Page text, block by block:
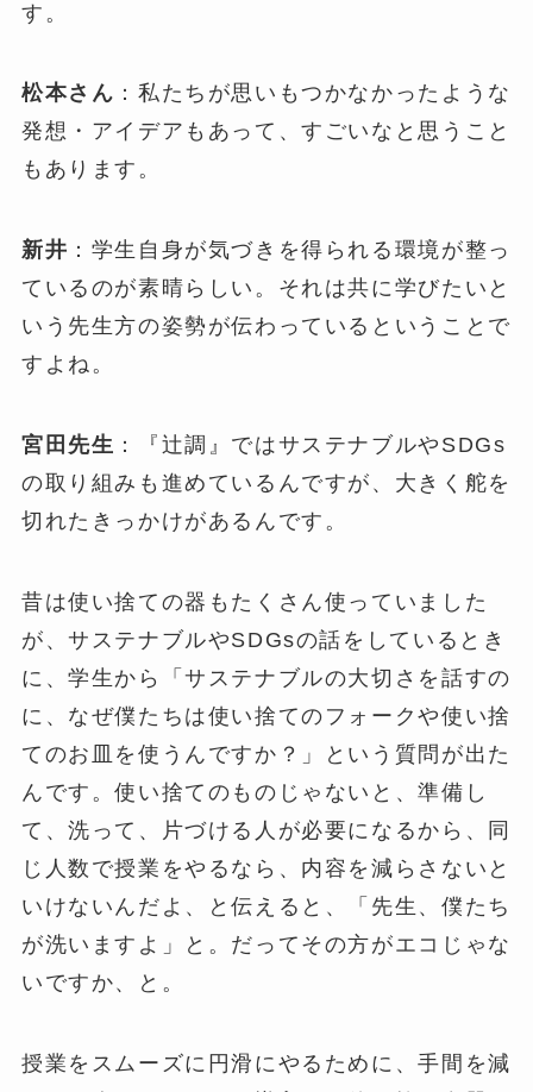
す。
松本さん ：私たちが思いもつかなかったような
発想・アイデアもあって、すごいなと思うこと
もあります。
新井 ：学生自身が気づきを得られる環境が整っ
ているのが素晴らしい。それは共に学びたいと
いう先生方の姿勢が伝わっているということで
すよね。
宮田先生 ：『辻調』ではサステナブルやSDGs
の取り組みも進めているんですが、大きく舵を
切れたきっかけがあるんです。
昔は使い捨ての器もたくさん使っていました
が、サステナブルやSDGsの話をしているとき
に、学生から「サステナブルの大切さを話すの
に、なぜ僕たちは使い捨てのフォークや使い捨
てのお皿を使うんですか？」という質問が出た
んです。使い捨てのものじゃないと、準備し
て、洗って、片づける人が必要になるから、同
じ人数で授業をやるなら、内容を減らさないと
いけないんだよ、と伝えると、「先生、僕たち
が洗いますよ」と。だってその方がエコじゃな
いですか、と。
授業をスムーズに円滑にやるために、手間を減